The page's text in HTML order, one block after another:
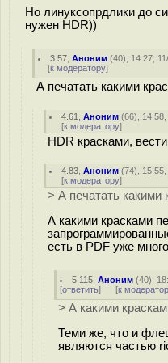
Но линуксопрдлики до
нужен HDR))
3.57 ,Аноним (40), 14:27,
[к модератору]
А печатать какими
4.61 ,Аноним (66), 14:58,
[к модератору]
HDR красками,
4.83 ,Аноним (74), 15:55,
[к модератору]
> А печатать какими
А какими красками
есть в PDF уже
5.115 ,Аноним (40),
[ответить] [к
> А какими
Теми же, что и
являются частью